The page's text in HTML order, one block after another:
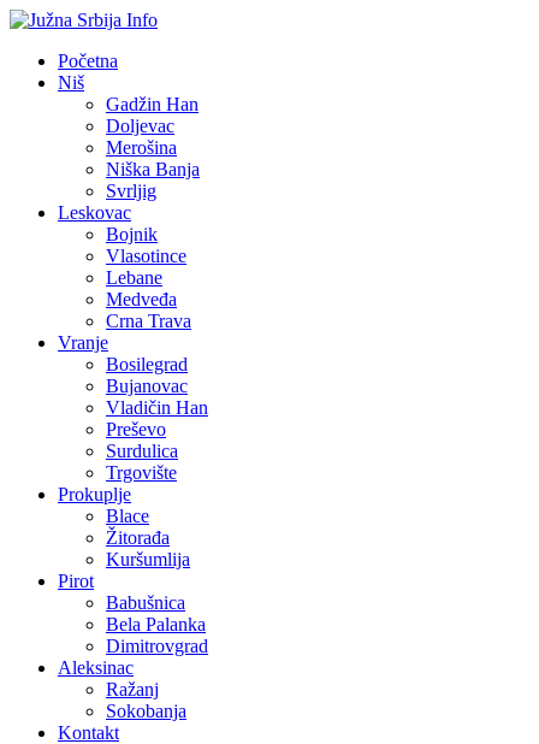
Početna
Niš
Gadžin Han
Doljevac
Merošina
Niška Banja
Svrljig
Leskovac
Bojnik
Vlasotince
Lebane
Medveđa
Crna Trava
Vranje
Bosilegrad
Bujanovac
Vladičin Han
Preševo
Surdulica
Trgovište
Prokuplje
Blace
Žitorađa
Kuršumlija
Pirot
Babušnica
Bela Palanka
Dimitrovgrad
Aleksinac
Ražanj
Sokobanja
Kontakt